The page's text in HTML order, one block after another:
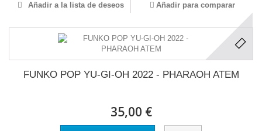
Añadir a la lista de deseos Añadir para comparar
FUNKO POP YU-GI-OH 2022 - PHARAOH ATEM
35,00 €